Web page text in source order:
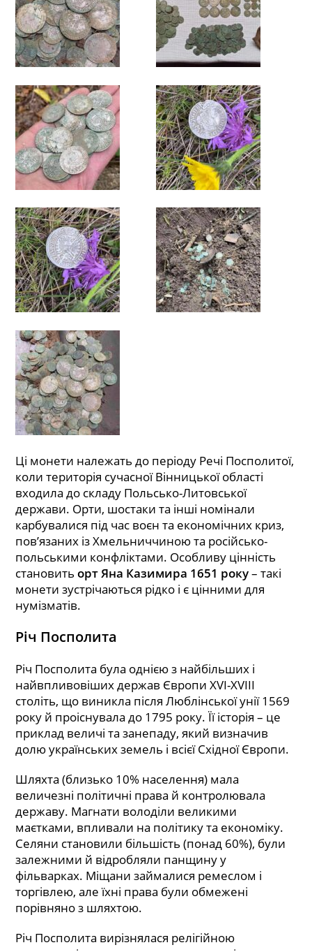
Ці монети належать до періоду Речі Посполитої,
коли територія сучасної Вінницької області
входила до складу Польсько-Литовської
держави. Орти, шостаки та інші номінали
карбувалися під час воєн та економічних криз,
пов’язаних із Хмельниччиною та російсько-
польськими конфліктами. Особливу цінність
становитьорт Яна Казимира 1651 року– такі
монети зустрічаються рідко і є цінними для
нумізматів.
Річ Посполита
Річ Посполита була однією з найбільших і
найвпливовіших держав Європи XVI-XVIII
століть, що виникла після Люблінської унії 1569
року й проіснувала до 1795 року. Її історія – це
приклад величі та занепаду, який визначив
долю українських земель і всієї Східної Європи.
Шляхта (близько 10% населення) мала
величезні політичні права й контролювала
державу. Магнати володіли великими
маєтками, впливали на політику та економіку.
Селяни становили більшість (понад 60%), були
залежними й відробляли панщину у
фільварках. Міщани займалися ремеслом і
торгівлею, але їхні права були обмежені
порівняно з шляхтою.
Річ Посполита вирізнялася релігійною